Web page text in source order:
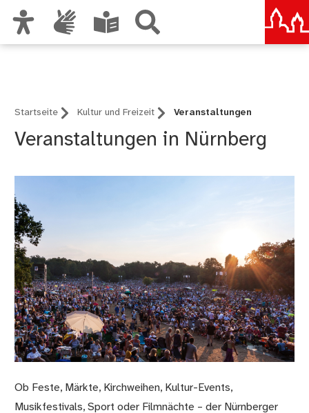
Startseite Kultur und Freizeit Veranstaltungen
Veranstaltungen in Nürnberg
Ob Feste, Märkte, Kirchweihen, Kultur-Events,
Musikfestivals, Sport oder Filmnächte – der Nürnberger